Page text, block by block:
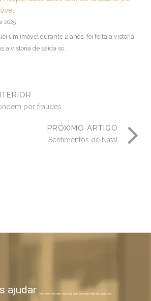
2025
um imóvel durante 2 anos, foi feita a vistoria
a vistoria de saída só…
por fraudes
PRÓXIMO ARTIGO
Sentimentos de Natal
ajudar _____________